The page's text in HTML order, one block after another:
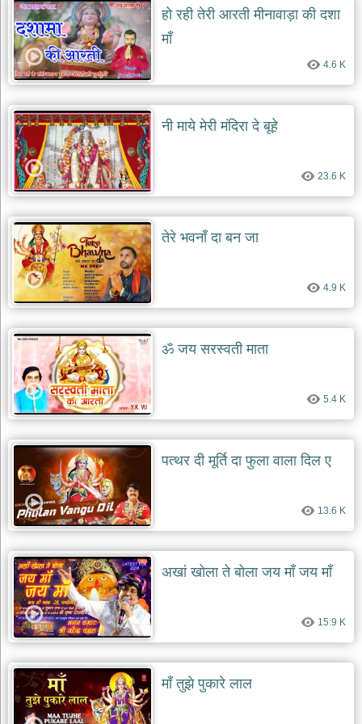
हो रही तेरी आरती मीनावाड़ा की दशा
माँ
4.6 K
नी माये मेरी मंदिरा दे बूहे
23.6 K
तेरे भवनाँ दा बन जा
4.9 K
ॐ जय सरस्वती माता
5.4 K
पत्थर दी मूर्ति दा फुला वाला दिल ए
13.6 K
अखां खोला ते बोला जय माँ जय माँ
15.9 K
माँ तुझे पुकारे लाल